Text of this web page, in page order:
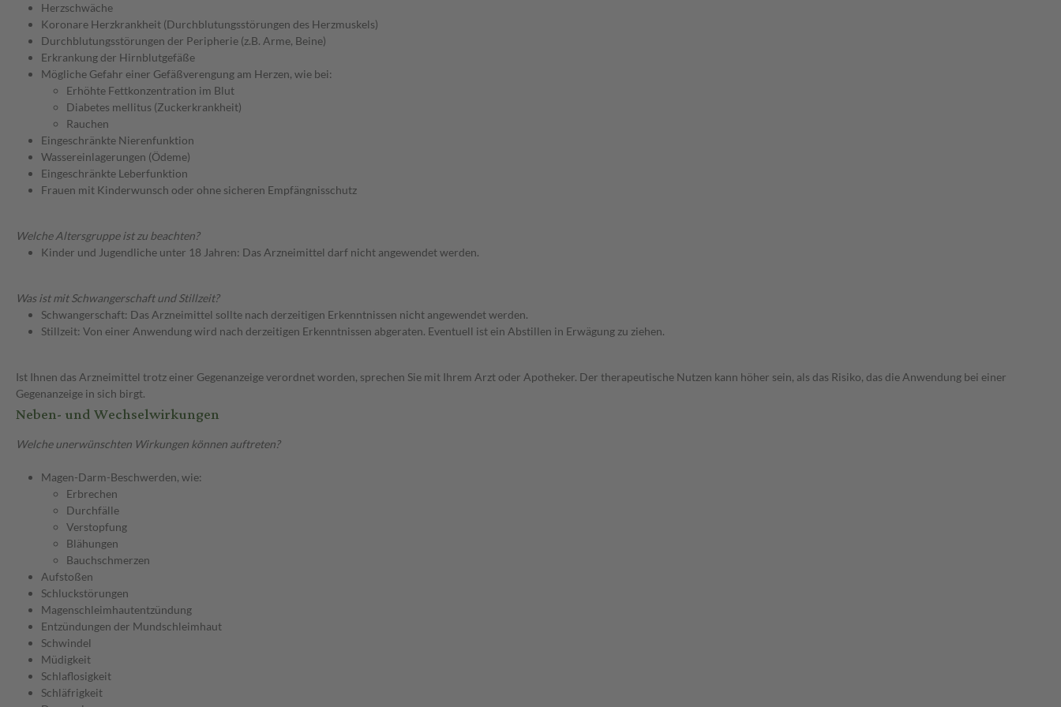
Herzschwäche
Koronare Herzkrankheit (Durchblutungsstörungen des Herzmuskels)
Durchblutungsstörungen der Peripherie (z.B. Arme, Beine)
Erkrankung der Hirnblutgefäße
Mögliche Gefahr einer Gefäßverengung am Herzen, wie bei:
Erhöhte Fettkonzentration im Blut
Diabetes mellitus (Zuckerkrankheit)
Rauchen
Eingeschränkte Nierenfunktion
Wassereinlagerungen (Ödeme)
Eingeschränkte Leberfunktion
Frauen mit Kinderwunsch oder ohne sicheren Empfängnisschutz
Welche Altersgruppe ist zu beachten?
Kinder und Jugendliche unter 18 Jahren: Das Arzneimittel darf nicht angewendet werden.
Was ist mit Schwangerschaft und Stillzeit?
Schwangerschaft: Das Arzneimittel sollte nach derzeitigen Erkenntnissen nicht angewendet werden.
Stillzeit: Von einer Anwendung wird nach derzeitigen Erkenntnissen abgeraten. Eventuell ist ein Abstillen in Erwägung zu ziehen.
Ist Ihnen das Arzneimittel trotz einer Gegenanzeige verordnet worden, sprechen Sie mit Ihrem Arzt oder Apotheker. Der therapeutische Nutzen kann höher sein, als das Risiko, das die Anwendung bei einer
Gegenanzeige in sich birgt.
Neben- und Wechselwirkungen
Welche unerwünschten Wirkungen können auftreten?
Magen-Darm-Beschwerden, wie:
Erbrechen
Durchfälle
Verstopfung
Blähungen
Bauchschmerzen
Aufstoßen
Schluckstörungen
Magenschleimhautentzündung
Entzündungen der Mundschleimhaut
Schwindel
Müdigkeit
Schlaflosigkeit
Schläfrigkeit